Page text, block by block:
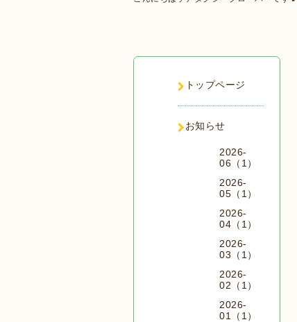
トップページ
お知らせ
2026-
06（1）
2026-
05（1）
2026-
04（1）
2026-
03（1）
2026-
02（1）
2026-
01（1）